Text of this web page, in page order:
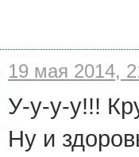
19 мая 2014,
У-у-у-у!!!
Ну и